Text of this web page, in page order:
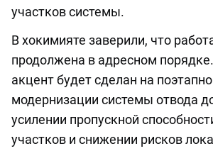
участков системы.
В хокимияте заверили, что
продолжена в адресном
акцент будет сделан на
модернизации системы отвода
усилении пропускной
участков и снижении рисков